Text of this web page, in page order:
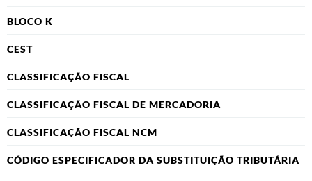
BLOCO K
CEST
CLASSIFICAÇÃO FISCAL
CLASSIFICAÇÃO FISCAL DE MERCADORIA
CLASSIFICAÇÃO FISCAL NCM
CÓDIGO ESPECIFICADOR DA SUBSTITUIÇÃO TRIBUTÁRIA